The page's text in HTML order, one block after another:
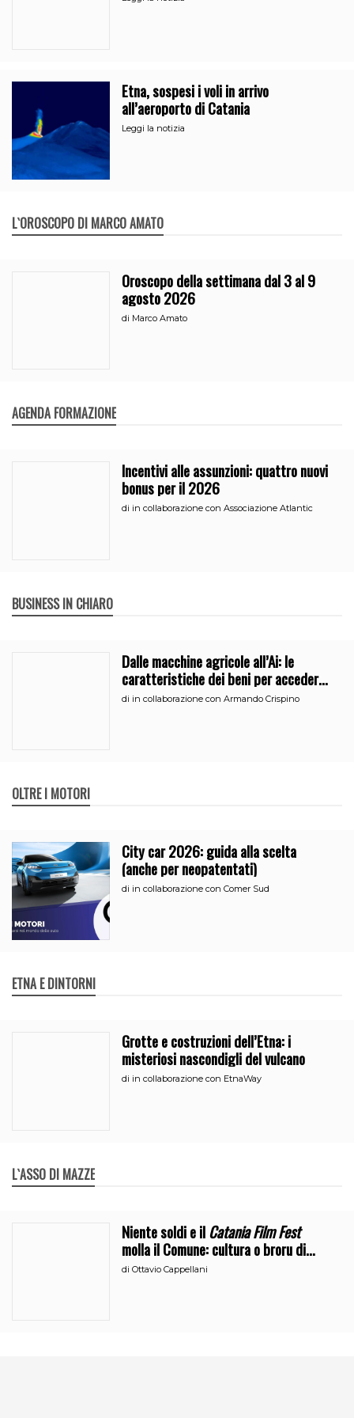
Etna, sospesi i voli in arrivo
all’aeroporto di Catania
Leggi la notizia
L`OROSCOPO DI MARCO AMATO
Oroscopo della settimana dal 3 al 9
agosto 2026
di Marco Amato
AGENDA FORMAZIONE
Incentivi alle assunzioni: quattro nuovi
bonus per il 2026
di in collaborazione con Associazione Atlantic
BUSINESS IN CHIARO
Dalle macchine agricole all’Ai: le
caratteristiche dei beni per accedere
all’iperammortamento
di in collaborazione con Armando Crispino
OLTRE I MOTORI
City car 2026: guida alla scelta
(anche per neopatentati)
di in collaborazione con Comer Sud
ETNA E DINTORNI
Grotte e costruzioni dell’Etna: i
misteriosi nascondigli del vulcano
di in collaborazione con EtnaWay
L`ASSO DI MAZZE
Niente soldi e ilCatania Film Fest
molla il Comune: cultura o broru di
ciciri?
diOttavio Cappellani